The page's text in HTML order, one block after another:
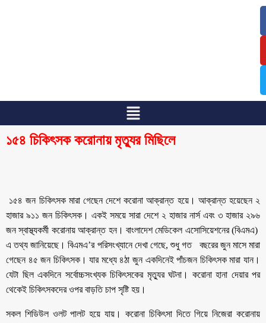
১৫৪ চিকিৎসক করোনায় মৃত্যুর মিছিলে
১৫৪ জন চিকিৎসক মারা গেছেন দেশে করোনা আক্রান্ত হয়ে। আক্রান্ত হয়েছেন ২
হাজার ৯১১ জন চিকিৎসক। একই সময়ে সারা দেশে ২ হাজার নার্স এবং ৩ হাজার ২৯৬
জন স্বাস্থ্যকর্মী করোনায় আক্রান্ত হন। বাংলাদেশ মেডিকেল এসোসিয়েশনের (বিএমএ)
এ তথ্য জানিয়েছে। বিএমএ’র পরিসংখ্যানে দেখা গেছে, শুধু গত বছরের জুন মাসে মারা
গেছেন ৪৫ জন চিকিৎসক। যার মধ্যে ৪ঠা জুন একদিনেই পাঁচজন চিকিৎসক মারা যান।
যেটা ছিল একদিনে সর্বোচ্চসংখ্যক চিকিৎসকের মৃত্যুর ঘটনা। করোনা হানা দেয়ার পর
থেকেই চিকিৎসকদের ওপর বাড়তি চাপ সৃষ্টি হয়।
সকল শিডিউল ওলট পালট হয়ে যায়। করোনা চিকিৎসা দিতে গিয়ে নিজেরা করোনায়